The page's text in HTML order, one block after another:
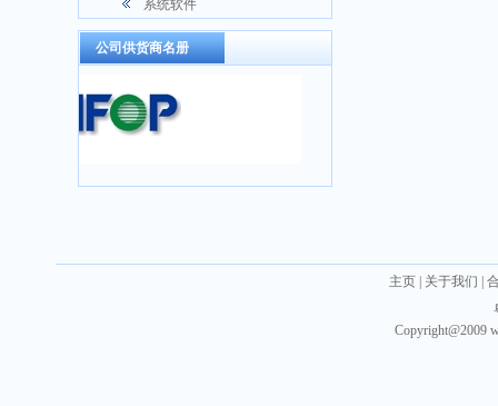
系统软件
公司供货商名册
主页| 关于我们
Copyright@2009